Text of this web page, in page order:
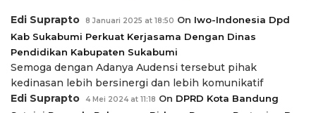
Edi Suprapto 8 Januari 2025 at 18:50 On Iwo-Indonesia Dpd
Kab Sukabumi Perkuat Kerjasama Dengan Dinas
Pendidikan Kabupaten Sukabumi
Semoga dengan Adanya Audensi tersebut pihak
kedinasan lebih bersinergi dan lebih komunikatif
Edi Suprapto
4 Mei 2024 at 11:18 On DPRD Kota Bandung